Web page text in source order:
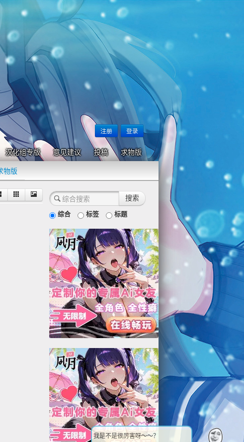
注册 登录
汉化组专版 意见建议 投稿 求物版
物版
综合 标签 标题
我是不是很厉害呀～～？